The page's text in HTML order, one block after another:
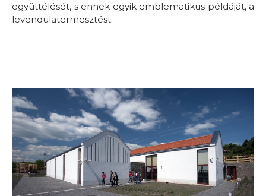
együttélését, s ennek egyik emblematikus példáját, a
levendulatermesztést.